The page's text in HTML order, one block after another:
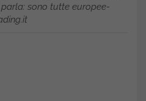
sono tutte europee-